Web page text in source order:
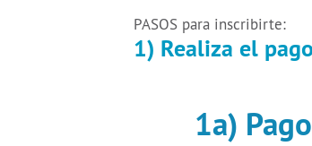
PASOS para inscribirte:
1) Realiza el
1a)